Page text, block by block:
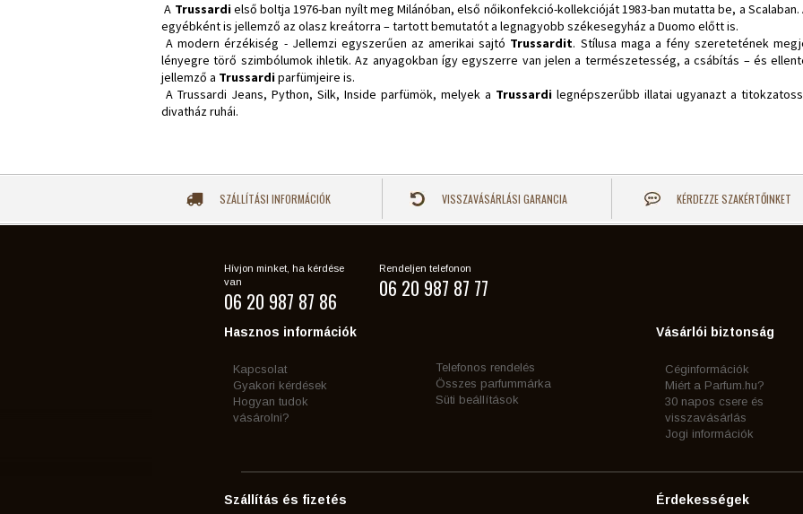
A Trussardielső boltja 1976-ban nyílt meg Milánóban, első nőikonfekció-kollekcióját 1983-ban mutatta be, a
egyébként is jellemző az olasz kreátorra – tartott bemutatót a legnagyobb székesegyház a Duomo előtt is.
A modern érzékiség - Jellemzi egyszerűen az amerikai sajtó Trussardit. Stílusa maga a fény szeretetének
lényegre törő szimbólumok ihletik. Az anyagokban így egyszerre van jelen a természetesség, a csábítás – és
jellemző a Trussardiparfümjeire is.
A Trussardi Jeans, Python, Silk, Inside parfümök, melyek a Trussardi legnépszerűbb illatai ugyanazt a
divatház ruhái.
SZÁLLÍTÁSI INFORMÁCIÓK VISSZAVÁSÁRLÁSI GARANCIA KÉRDEZZE SZAKÉRTŐINKET
Hívjon minket, ha kérdése
van
06 20 987 87 86
Rendeljen telefonon
06 20 987 87 77
Hasznos információk
Kapcsolat
Gyakori kérdések
Hogyan tudok
vásárolni?
Telefonos rendelés
Összes parfummárka
Süti beállítások
Vásárlói biztonság
Céginformációk
Miért a Parfum.hu?
30 napos csere és
visszavásárlás
Jogi információk
Szállítás és fizetés Érdekességek